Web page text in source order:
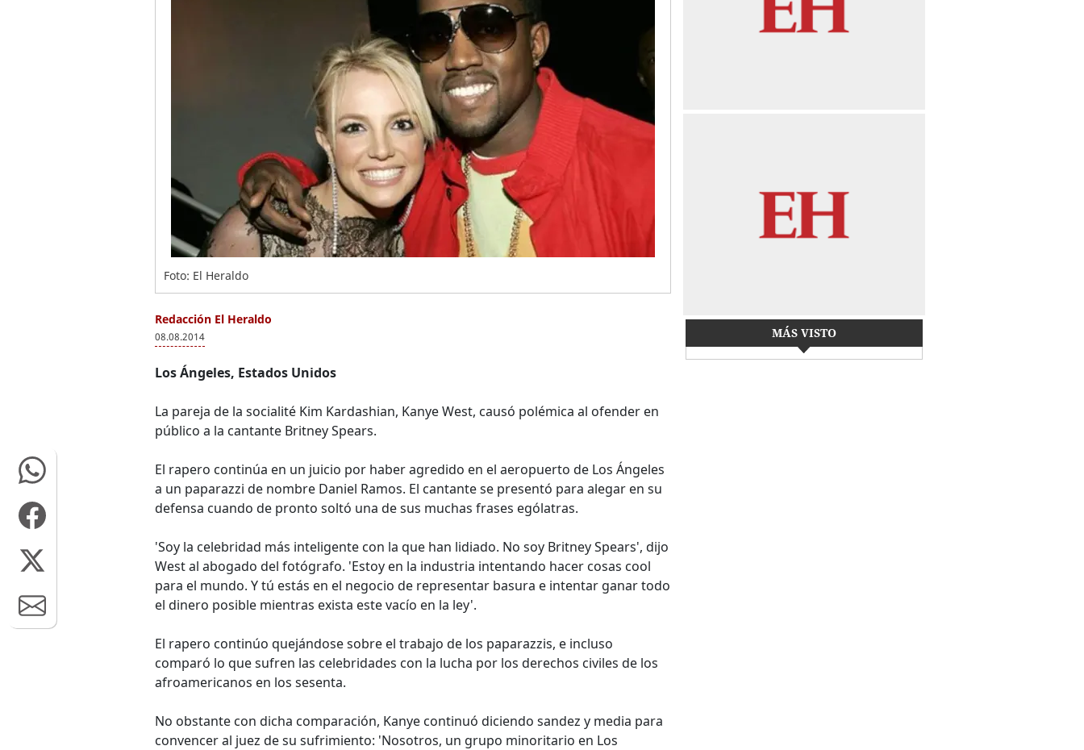
Foto: El Heraldo
Redacción El Heraldo
08.08.2014
Los Ángeles, Estados Unidos
La pareja de la socialité Kim Kardashian, Kanye West, causó polémica al ofender en
público a la cantante Britney Spears.
El rapero continúa en un juicio por haber agredido en el aeropuerto de Los Ángeles
a un paparazzi de nombre Daniel Ramos. El cantante se presentó para alegar en su
defensa cuando de pronto soltó una de sus muchas frases ególatras.
'Soy la celebridad más inteligente con la que han lidiado. No soy Britney Spears', dijo
West al abogado del fotógrafo. 'Estoy en la industria intentando hacer cosas cool
para el mundo. Y tú estás en el negocio de representar basura e intentar ganar todo
el dinero posible mientras exista este vacío en la ley'.
El rapero continúo quejándose sobre el trabajo de los paparazzis, e incluso
comparó lo que sufren las celebridades con la lucha por los derechos civiles de los
afroamericanos en los sesenta.
No obstante con dicha comparación, Kanye continuó diciendo sandez y media para
convencer al juez de su sufrimiento: 'Nosotros, un grupo minoritario en Los
MÁS VISTO